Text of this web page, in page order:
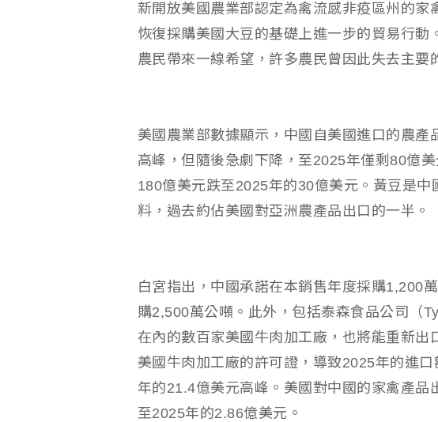
新開放美國農業部認定為禽流感非疫區州的家
恢復採購美國大豆的基礎上進一步的貿易行動
農民帶來一線希望，許多農民曾因此失去主要
美國農業部數據顯示，中國自美國進口的農
高峰，但隨後急劇下降，至2025年僅剩80億
180億美元跌至2025年的30億美元。黃豆是中
料，過去約佔美國對亞洲農產品出口的一半。
白宮指出，中國承諾在本銷售年度採購1,200
購2,500萬公噸。此外，包括泰森食品公司（
在內的數百家美國牛肉加工廠，也將能重新
美國牛肉加工廠的許可證，導致2025年的進
年的21.4億美元高峰。美國對中國的家禽產品
至2025年的2.86億美元。